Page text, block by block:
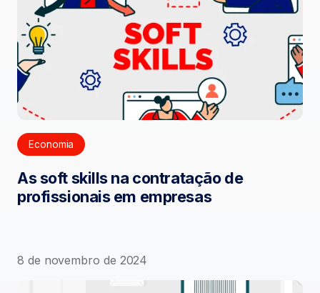
Economia
As soft skills na contratação de
profissionais em empresas
8 de novembro de 2024